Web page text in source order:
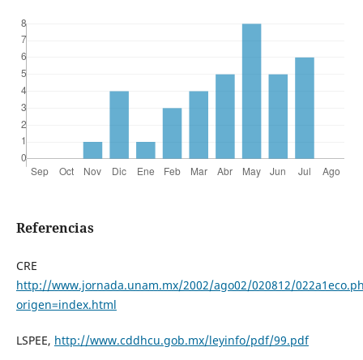
Referencias
CRE
http://www.jornada.unam.mx/2002/ago02/020812/
origen=index.html
LSPEE, http://www.cddhcu.gob.mx/leyinfo/pdf/99.pdf